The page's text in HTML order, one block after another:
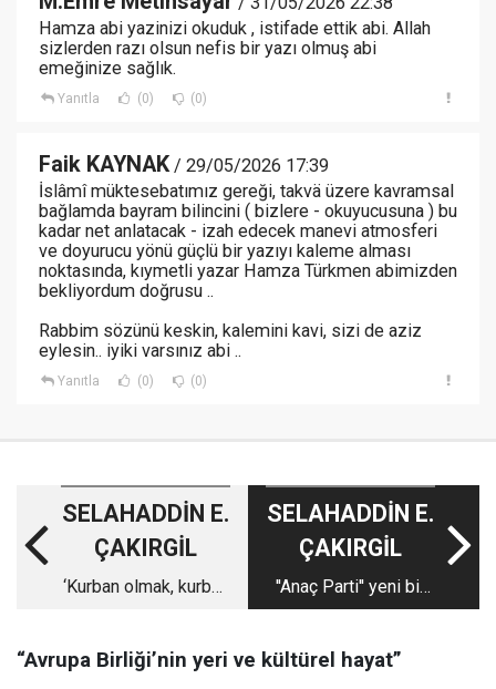
Hamza abi yazinizi okuduk , istifade ettik abi. Allah
sizlerden razı olsun nefis bir yazı olmuş abi
emeğinize sağlık.
Yanıtla (0) (0)
Faik KAYNAK/ 29/05/2026 17:39
İslâmî müktesebatımız gereği, takvä üzere kavramsal
bağlamda bayram bilincini ( bizlere - okuyucusuna ) bu
kadar net anlatacak - izah edecek manevi atmosferi
ve doyurucu yönü güçlü bir yazıyı kaleme alması
noktasında, kıymetli yazar Hamza Türkmen abimizden
bekliyordum doğrusu ..
Rabbim sözünü keskin, kalemini kavi, sizi de aziz
eylesin.. iyiki varsınız abi ..
Yanıtla (0) (0)
SELAHADDİN E.
ÇAKIRGİL
‘Kurban olmak, kurban
SELAHADDİN E.
ÇAKIRGİL
''Anaç Parti'' yeni bir
partinin doğum
“Avrupa Birliği’nin yeri ve kültürel hayat”